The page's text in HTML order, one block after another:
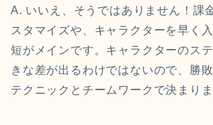
A. いいえ、そうではありません！課
スタマイズや、キャラクターを早く
短がメインです。キャラクターのス
きな差が出るわけではないので、勝
テクニックとチームワークで決まりま